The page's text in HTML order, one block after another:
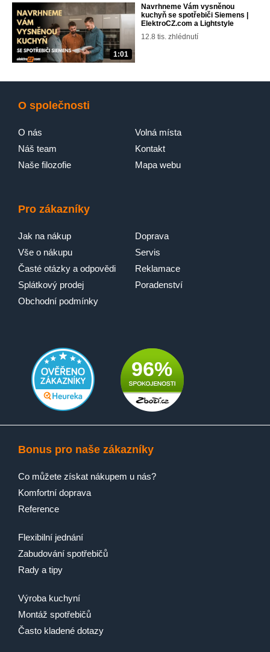
1:01
Navrhneme Vám vysněnou
kuchyň se spotřebiči Siemens |
ElektroCZ.com a Lightstyle
12.8 tis. zhlédnutí
O společnosti
O nás
Náš team
Naše filozofie
Volná místa
Kontakt
Mapa webu
Pro zákazníky
Jak na nákup
Vše o nákupu
Časté otázky a odpovědi
Splátkový prodej
Obchodní podmínky
Doprava
Servis
Reklamace
Poradenství
96%
Bonus pro naše zákazníky
Co můžete získat nákupem u nás?
Komfortní doprava
Reference
Flexibilní jednání
Zabudování spotřebičů
Rady a tipy
Výroba kuchyní
Montáž spotřebičů
Často kladené dotazy